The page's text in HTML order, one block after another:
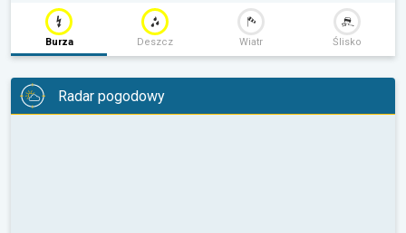
Burza Deszcz Wiatr Ślisko
Radar pogodowy